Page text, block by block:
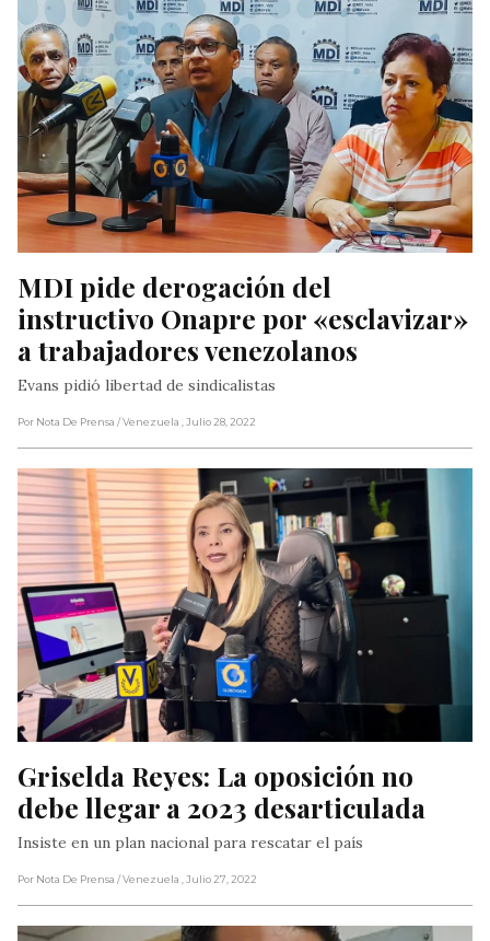
MDI pide derogación del
instructivo Onapre por «esclavizar»
a trabajadores venezolanos
Evans pidió libertad de sindicalistas
Por Nota De Prensa / Venezuela , Julio 28, 2022
Griselda Reyes: La oposición no
debe llegar a 2023 desarticulada
Insiste en un plan nacional para rescatar el país
Por Nota De Prensa / Venezuela , Julio 27, 2022